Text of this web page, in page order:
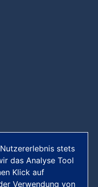
stets
das Analyse Tool
Klick auf
Verwendung von